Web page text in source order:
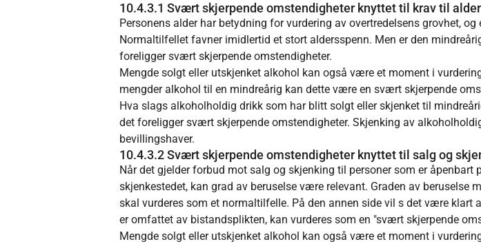
10.4.3.1 Svært skjerpende omstendigheter knyttet til krav til alder
Personens alder har betydning for vurdering av overtredelsens grovhet,
Normaltilfellet favner imidlertid et stort aldersspenn. Men er den
foreligger svært skjerpende omstendigheter.
Mengde solgt eller utskjenket alkohol kan også være et moment i
mengder alkohol til en mindreårig kan dette være en svært skjerpende
Hva slags alkoholholdig drikk som har blitt solgt eller skjenket til
det foreligger svært skjerpende omstendigheter. Skjenking av
bevillingshaver.
10.4.3.2 Svært skjerpende omstendigheter knyttet til salg og
Når det gjelder forbud mot salg og skjenking til personer som er
skjenkestedet, kan grad av beruselse være relevant. Graden av
skal vurderes som et normaltilfelle. På den annen side vil s det være
er omfattet av bistandsplikten, kan vurderes som en "svært skjerpende
Mengde solgt eller utskjenket alkohol kan også være et moment i